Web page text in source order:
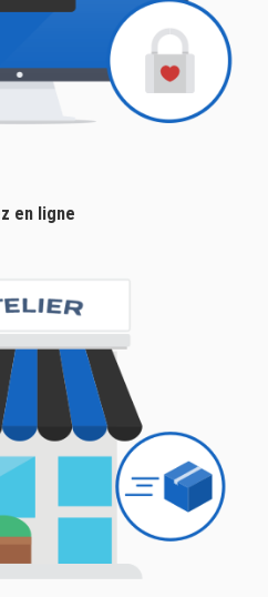
en ligne